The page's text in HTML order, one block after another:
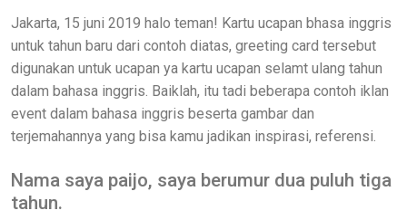
Jakarta, 15 juni 2019 halo teman! Kartu ucapan bhasa inggris
untuk tahun baru dari contoh diatas, greeting card tersebut
digunakan untuk ucapan ya kartu ucapan selamt ulang tahun
dalam bahasa inggris. Baiklah, itu tadi beberapa contoh iklan
event dalam bahasa inggris beserta gambar dan
terjemahannya yang bisa kamu jadikan inspirasi, referensi.
Nama saya paijo, saya berumur dua puluh tiga
tahun.